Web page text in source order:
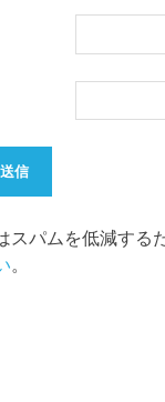
スパムを低減する
。